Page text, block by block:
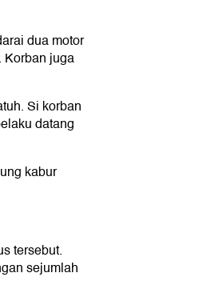
dua motor
Korban juga
Si korban
datang
kabur
tersebut.
sejumlah